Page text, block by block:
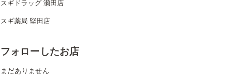
スギドラッグ 瀬田店
スギ薬局 堅田店
フォローしたお店
まだありません